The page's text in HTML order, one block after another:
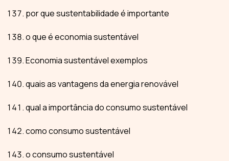
por que sustentabilidade é importante
o que é economia sustentável
Economia sustentável exemplos
quais as vantagens da energia renovável
qual a importância do consumo sustentável
como consumo sustentável
o consumo sustentável